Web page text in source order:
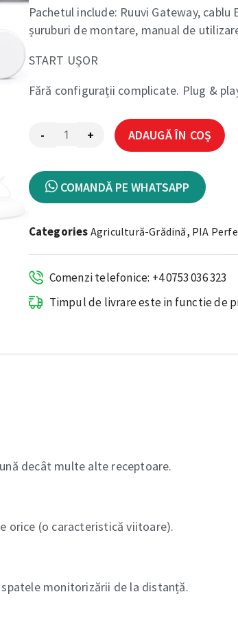
Pachetul include: Ruuvi Gateway,
șuruburi de montare, manual de
START UȘOR
Fără configurații complicate. Plug &
- + ADAUGĂ ÎN COȘ
COMANDĂ PE WHATSAPP
Categories Agricultură-Grădină, PIA
Comenzi telefonice: +4 0753 036 323
Timpul de livrare este in functie de
decât multe alte receptoare.
orice (o caracteristică viitoare).
monitorizării de la distanță.